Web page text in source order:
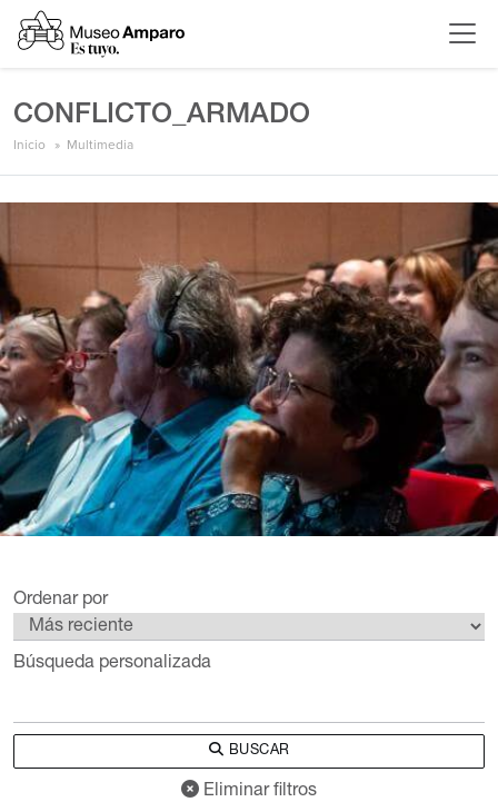
CONFLICTO_ARMADO
Inicio Multimedia
Ordenar por
Búsqueda personalizada
BUSCAR
Eliminar filtros